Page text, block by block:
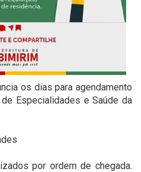
os dias para agendamento
Especialidades e Saúde da
por ordem de chegada.